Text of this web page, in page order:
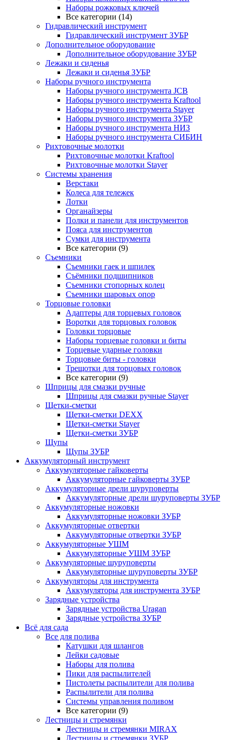
Наборы рожковых ключей
Все категории (14)
Гидравлический инструмент
Гидравлический инструмент ЗУБР
Дополнительное оборудование
Дополнительное оборудование ЗУБР
Лежаки и сиденья
Лежаки и сиденья ЗУБР
Наборы ручного инструмента
Наборы ручного инструмента JCB
Наборы ручного инструмента Kraftool
Наборы ручного инструмента Stayer
Наборы ручного инструмента ЗУБР
Наборы ручного инструмента НИЗ
Наборы ручного инструмента СИБИН
Рихтовочные молотки
Рихтовочные молотки Kraftool
Рихтовочные молотки Stayer
Системы хранения
Верстаки
Колеса для тележек
Лотки
Органайзеры
Полки и панели для инструментов
Пояса для инструментов
Сумки для инструмента
Все категории (9)
Съемники
Съемники гаек и шпилек
Съёмники подшипников
Съемники стопорных колец
Съемники шаровых опор
Торцовые головки
Адаптеры для торцевых головок
Воротки для торцовых головок
Головки торцовые
Наборы торцевые головки и биты
Торцевые ударные головки
Торцовые биты - головки
Трещотки для торцовых головок
Все категории (9)
Шприцы для смазки ручные
Шприцы для смазки ручные Stayer
Щетки-сметки
Щетки-сметки DEXX
Щетки-сметки Stayer
Щетки-сметки ЗУБР
Щупы
Щупы ЗУБР
Аккумуляторный инструмент
Аккумуляторные гайковерты
Аккумуляторные гайковерты ЗУБР
Аккумуляторные дрели шуруповерты
Аккумуляторные дрели шуруповерты ЗУБР
Аккумуляторные ножовки
Аккумуляторные ножовки ЗУБР
Аккумуляторные отвертки
Аккумуляторные отвертки ЗУБР
Аккумуляторные УШМ
Аккумуляторные УШМ ЗУБР
Аккумуляторные шуруповерты
Аккумуляторные шуруповерты ЗУБР
Аккумуляторы для инструмента
Аккумуляторы для инструмента ЗУБР
Зарядные устройства
Зарядные устройства Uragan
Зарядные устройства ЗУБР
Всё для сада
Все для полива
Катушки для шлангов
Лейки садовые
Наборы для полива
Пики для распылителей
Пистолеты распылители для полива
Распылители для полива
Системы управления поливом
Все категории (9)
Лестницы и стремянки
Лестницы и стремянки MIRAX
Лестницы и стремянки ЗУБР